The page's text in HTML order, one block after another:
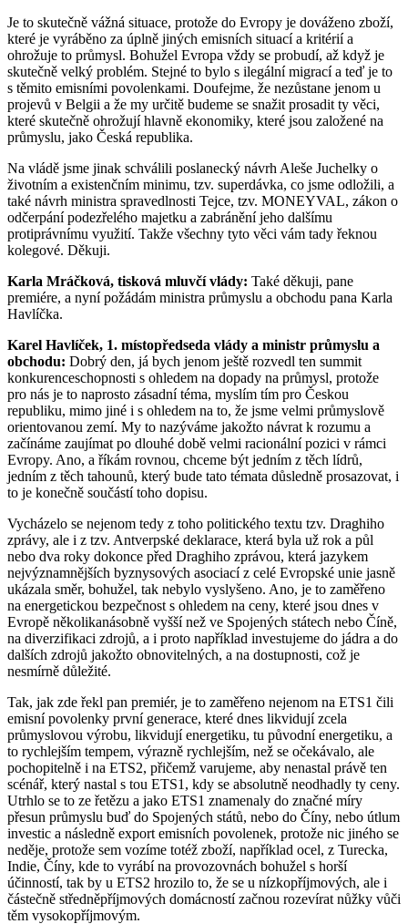
Je to skutečně vážná situace, protože do Evropy je dováženo zboží,
které je vyráběno za úplně jiných emisních situací a kritérií a
ohrožuje to průmysl. Bohužel Evropa vždy se probudí, až když je
skutečně velký problém. Stejné to bylo s ilegální migrací a teď je to
s těmito emisními povolenkami. Doufejme, že nezůstane jenom u
projevů v Belgii a že my určitě budeme se snažit prosadit ty věci,
které skutečně ohrožují hlavně ekonomiky, které jsou založené na
průmyslu, jako Česká republika.
Na vládě jsme jinak schválili poslanecký návrh Aleše Juchelky o
životním a existenčním minimu, tzv. superdávka, co jsme odložili, a
také návrh ministra spravedlnosti Tejce, tzv. MONEYVAL, zákon o
odčerpání podezřelého majetku a zabránění jeho dalšímu
protiprávnímu využití. Takže všechny tyto věci vám tady řeknou
kolegové. Děkuji.
Karla Mráčková, tisková mluvčí vlády: Také děkuji, pane
premiére, a nyní požádám ministra průmyslu a obchodu pana Karla
Havlíčka.
Karel Havlíček, 1. místopředseda vlády a ministr průmyslu a
obchodu: Dobrý den, já bych jenom ještě rozvedl ten summit
konkurenceschopnosti s ohledem na dopady na průmysl, protože
pro nás je to naprosto zásadní téma, myslím tím pro Českou
republiku, mimo jiné i s ohledem na to, že jsme velmi průmyslově
orientovanou zemí. My to nazýváme jakožto návrat k rozumu a
začínáme zaujímat po dlouhé době velmi racionální pozici v rámci
Evropy. Ano, a říkám rovnou, chceme být jedním z těch lídrů,
jedním z těch tahounů, který bude tato témata důsledně prosazovat, i
to je konečně součástí toho dopisu.
Vycházelo se nejenom tedy z toho politického textu tzv. Draghiho
zprávy, ale i z tzv. Antverpské deklarace, která byla už rok a půl
nebo dva roky dokonce před Draghiho zprávou, která jazykem
nejvýznamnějších byznysových asociací z celé Evropské unie jasně
ukázala směr, bohužel, tak nebylo vyslyšeno. Ano, je to zaměřeno
na energetickou bezpečnost s ohledem na ceny, které jsou dnes v
Evropě několikanásobně vyšší než ve Spojených státech nebo Číně,
na diverzifikaci zdrojů, a i proto například investujeme do jádra a do
dalších zdrojů jakožto obnovitelných, a na dostupnosti, což je
nesmírně důležité.
Tak, jak zde řekl pan premiér, je to zaměřeno nejenom na ETS1 čili
emisní povolenky první generace, které dnes likvidují zcela
průmyslovou výrobu, likvidují energetiku, tu původní energetiku, a
to rychlejším tempem, výrazně rychlejším, než se očekávalo, ale
pochopitelně i na ETS2, přičemž varujeme, aby nenastal právě ten
scénář, který nastal s tou ETS1, kdy se absolutně neodhadly ty ceny.
Utrhlo se to ze řetězu a jako ETS1 znamenaly do značné míry
přesun průmyslu buď do Spojených států, nebo do Číny, nebo útlum
investic a následně export emisních povolenek, protože nic jiného se
neděje, protože sem vozíme totéž zboží, například ocel, z Turecka,
Indie, Číny, kde to vyrábí na provozovnách bohužel s horší
účinností, tak by u ETS2 hrozilo to, že se u nízkopříjmových, ale i
částečně středněpříjmových domácností začnou rozevírat nůžky vůči
těm vysokopříjmovým.